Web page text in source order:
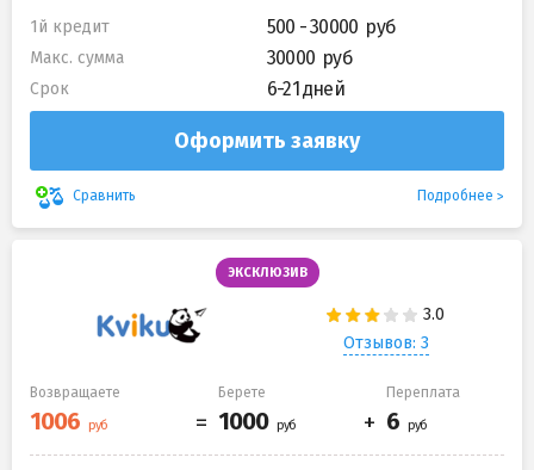
1й кредит 500 - 30000
Макс. сумма 30000
Срок 6-21 дней
Оформить заявку
Сравнить Подробнее
ЭКСКЛЮЗИВ
Отзывов: 3
Возвращаете Берете Переплата